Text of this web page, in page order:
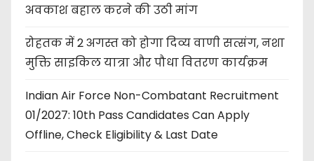
अवकाश बहाल करने की उठी मांग
रोहतक में 2 अगस्त को होगा दिव्य वाणी सत्संग, नशा
मुक्ति साइकिल यात्रा और पौधा वितरण कार्यक्रम
Indian Air Force Non-Combatant Recruitment
01/2027: 10th Pass Candidates Can Apply
Offline, Check Eligibility & Last Date